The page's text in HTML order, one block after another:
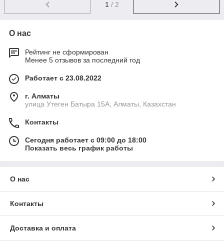
1 / 2
О нас
Рейтинг не сформирован
Менее 5 отзывов за последний год
Работает с 23.08.2022
г. Алматы
улица Утеген Батыра 15А, Алматы, Казахстан
Контакты
Сегодня работает с 09:00 до 18:00
Показать весь график работы
О нас
Контакты
Доставка и оплата